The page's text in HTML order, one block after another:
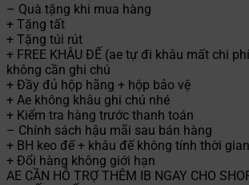
– Quà tặng khi mua hàng
+ Tặng tất
+ Tặng túi rút
+ FREE KHÂU ĐẾ (ae tự đi khâu mất chi
không cần ghi chú
+ Đầy đủ hộp hãng + hộp bảo vệ
+ Ae không khâu ghi chú nhé
+ Kiểm tra hàng trước thanh toán
– Chính sách hậu mãi sau bán hàng
+ BH keo đế + khâu đế không tính thời gian
+ Đổi hàng không giới hạn
AE CẦN HỖ TRỢ THÊM IB NGAY CHO